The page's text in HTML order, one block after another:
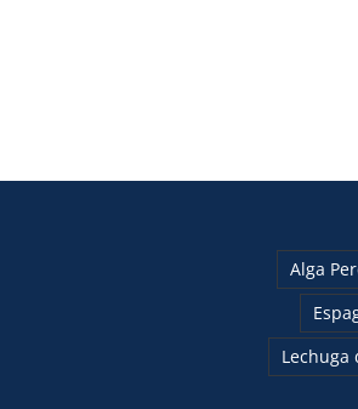
Alga
Lechuga